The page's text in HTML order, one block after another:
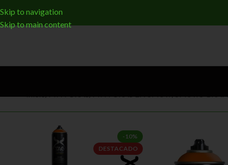
Skip to navigation
Skip to main content
-10%
DESTACADO